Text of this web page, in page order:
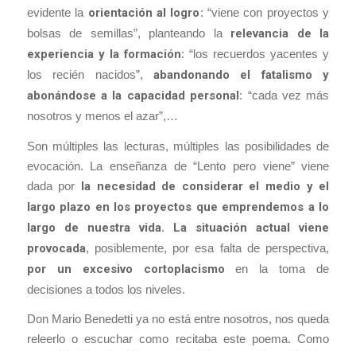
evidente la orientación al logro: “viene con proyectos y
bolsas de semillas”, planteando la relevancia de la
experiencia y la formación:“los recuerdos yacentes y
los recién nacidos”, abandonando el fatalismo y
abonándose a la capacidad personal: “cada vez más
nosotros y menos el azar”,…
Son múltiples las lecturas, múltiples las posibilidades de
evocación. La enseñanza de “Lento pero viene” viene
dada por la necesidad de considerar el medio y el
largo plazo en los proyectos que emprendemos a lo
largo de nuestra vida. La situación actual viene
provocada, posiblemente, por esa falta de perspectiva,
por un excesivo cortoplacismo en la toma de
decisiones a todos los niveles.
Don Mario Benedetti ya no está entre nosotros, nos queda
releerlo o escuchar como recitaba este poema. Como